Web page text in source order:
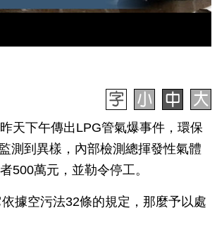
天下午傳出LPG管氣爆事件，環保
測到異樣，內部檢測總揮發性氣體
500萬元，並勒令停工。
據空污法32條的規定，那麼予以處